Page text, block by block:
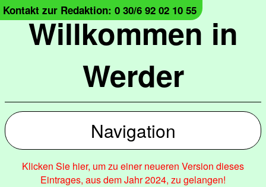
Willkommen in
Werder
Kontakt zur Redaktion: 0 30/6 92 02 10 55
Navigation
Klicken Sie hier, um zu einer neueren Version dieses
Eintrages, aus dem Jahr 2024, zu gelangen!